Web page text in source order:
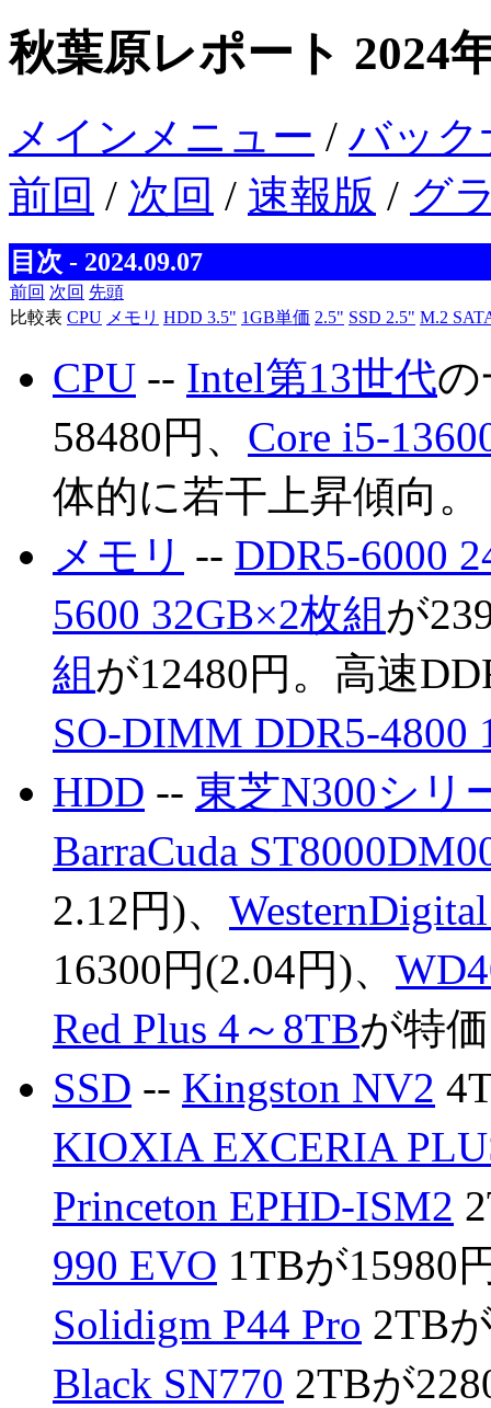
秋葉原レポート 2024
メインメニュー / バッ
前回 / 次回 / 速報版 / グ
目次 - 2024.09.07
前回 次回 先頭
比較表 CPU メモリ HDD 3.5" 1GB単価 2.5" SSD 2.5" M.2
CPU -- Intel第13世代の
58480円、 Core i5-
体的に若干上昇傾向。
メモリ -- DDR5-6000
5600 32GB×2枚組が
組が12480円。高速
SO-DIMM DDR5-4800
HDD -- 東芝N300シリ
BarraCuda
2.12円)、
16300円(2.04円)、
Red Plus 4～8TBが特
SSD -- Kingston NV2
KIOXIA EXCERIA
Princeton EPHD-ISM2
990 EVO 1TBが15980
Solidigm P44 Pro 2TB
Black SN770 2TBが